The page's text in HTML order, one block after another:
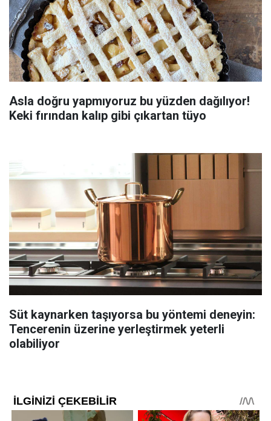
Asla doğru yapmıyoruz bu yüzden dağılıyor!
Keki fırından kalıp gibi çıkartan tüyo
Süt kaynarken taşıyorsa bu yöntemi deneyin:
Tencerenin üzerine yerleştirmek yeterli
olabiliyor